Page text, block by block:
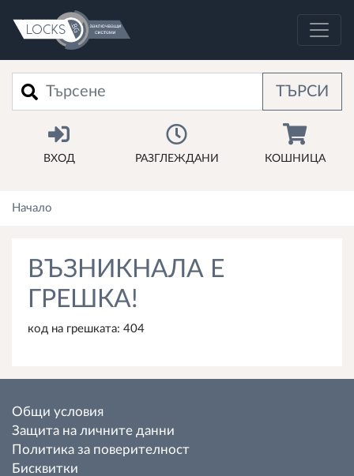
ТЪРСИ
ВХОД РАЗГЛЕЖДАНИ КОШНИЦА
Начало
ВЪЗНИКНАЛА Е
ГРЕШКА!
код на грешката: 404
Общи условия
Защита на личните данни
Политика за поверителност
Бисквитки